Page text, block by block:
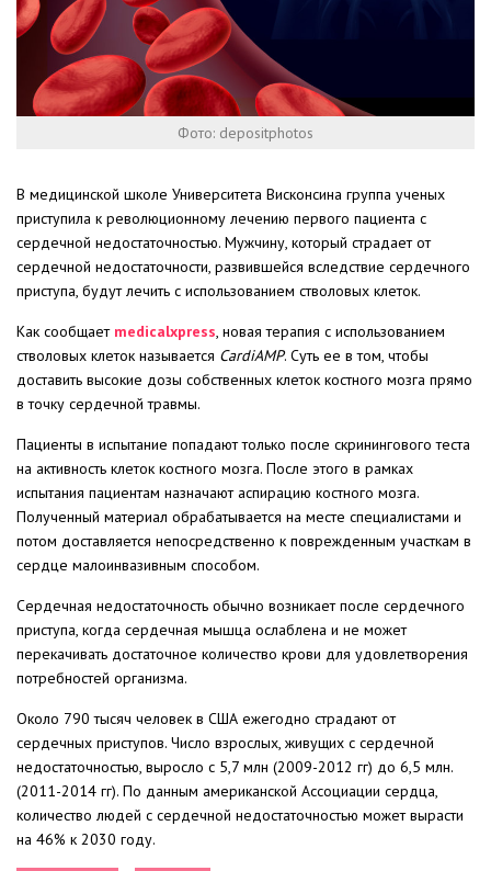
Фото: depositphotos
В медицинской школе Университета Висконсина группа ученых
приступила к революционному лечению первого пациента с
сердечной недостаточностью. Мужчину, который страдает от
сердечной недостаточности, развившейся вследствие сердечного
приступа, будут лечить с использованием стволовых клеток.
Как сообщает medicalxpress, новая терапия с использованием
стволовых клеток называется CardiAMP. Суть ее в том, чтобы
доставить высокие дозы собственных клеток костного мозга прямо
в точку сердечной травмы.
Пациенты в испытание попадают только после скринингового теста
на активность клеток костного мозга. После этого в рамках
испытания пациентам назначают аспирацию костного мозга.
Полученный материал обрабатывается на месте специалистами и
потом доставляется непосредственно к поврежденным участкам в
сердце малоинвазивным способом.
Сердечная недостаточность обычно возникает после сердечного
приступа, когда сердечная мышца ослаблена и не может
перекачивать достаточное количество крови для удовлетворения
потребностей организма.
Около 790 тысяч человек в США ежегодно страдают от
сердечных приступов. Число взрослых, живущих с сердечной
недостаточностью, выросло с 5,7 млн (2009-2012 гг) до 6,5 млн.
(2011-2014 гг). По данным американской Ассоциации сердца,
количество людей с сердечной недостаточностью может вырасти
на 46% к 2030 году.